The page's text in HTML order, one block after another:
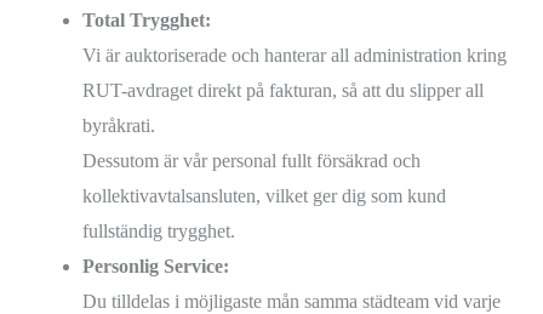
Total Trygghet:
Vi är auktoriserade och hanterar all administration kring
RUT-avdraget direkt på fakturan, så att du slipper all
byråkrati.
Dessutom är vår personal fullt försäkrad och
kollektivavtalsansluten, vilket ger dig som kund
fullständig trygghet.
Personlig Service:
Du tilldelas i möjligaste mån samma städteam vid varje